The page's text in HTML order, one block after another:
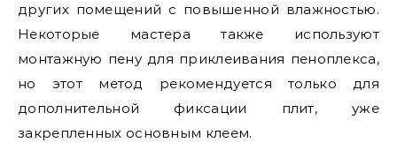
других помещений с повышенной влажностью.
Некоторые мастера также используют
монтажную пену для приклеивания пеноплекса,
но этот метод рекомендуется только для
дополнительной фиксации плит, уже
закрепленных основным клеем.